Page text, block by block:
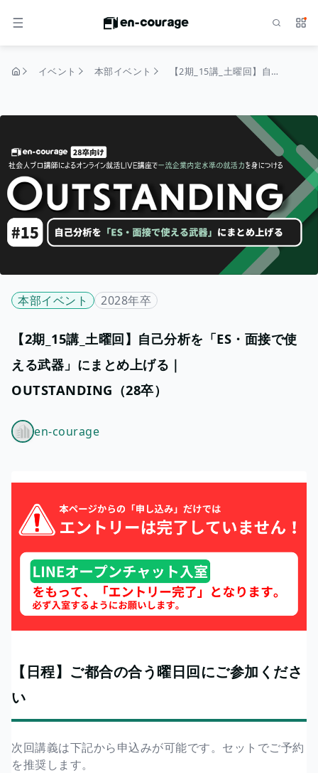
メニュー サ
イベント 本部イベント 【2期_15講_土曜回】自己分析を「ES・面接で使える武器」にまとめ上げる｜OUTSTANDING（28卒）
本部イベント 2028年卒
【2期_15講_土曜回】自己分析を「ES・面接で使
える武器」にまとめ上げる｜
OUTSTANDING（28卒）
en-courage
【日程】ご都合の合う曜日回にご参加くださ
い
次回講義は下記から申込みが可能です。セットでご予約
を推奨します。